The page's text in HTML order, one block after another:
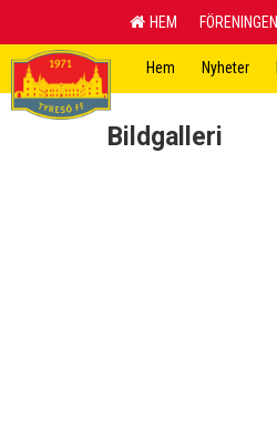
HEM FÖRENINGEN
Hem Nyheter
Bildgalleri